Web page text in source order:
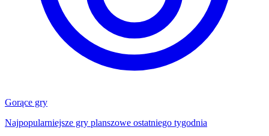
Gorące gry
Najpopularniejsze gry planszowe ostatniego tygodnia